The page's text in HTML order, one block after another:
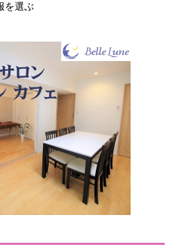
目にするには？〜予告編〜